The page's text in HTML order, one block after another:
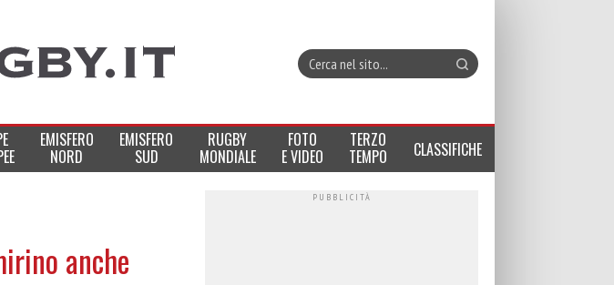
EMISFERO
NORD
EMISFERO
SUD
RUGBY
MONDIALE
FOTO
E VIDEO
TERZO
TEMPO CLASSIFICHE
anche